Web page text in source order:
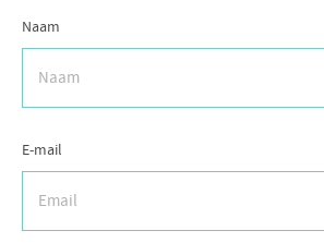
Naam
E-mail